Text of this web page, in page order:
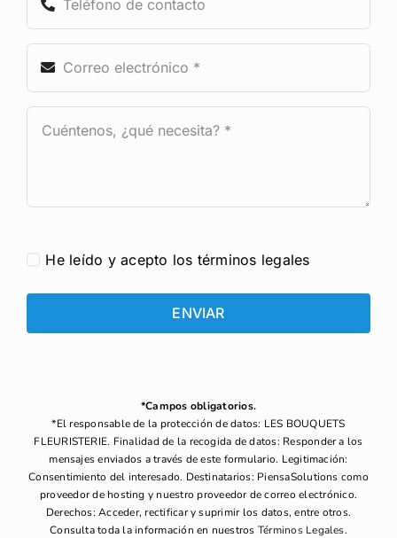
He leído y acepto los términos legales
ENVIAR
*Campos obligatorios.
*El responsable de la protección de datos: LES BOUQUETS
FLEURISTERIE. Finalidad de la recogida de datos: Responder a los
mensajes enviados a través de este formulario. Legitimación:
Consentimiento del interesado. Destinatarios: PiensaSolutions como
proveedor de hosting y nuestro proveedor de correo electrónico.
Derechos: Acceder, rectificar y suprimir los datos, entre otros.
Consulta toda la información en nuestros Términos Legales.